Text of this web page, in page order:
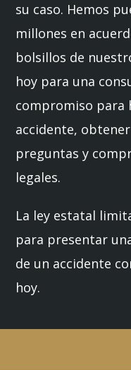
su caso. Hemos
millones en
bolsillos de
hoy para una
compromiso para
accidente,
preguntas y
legales.
La ley estatal
para presentar
de un accidente
hoy.